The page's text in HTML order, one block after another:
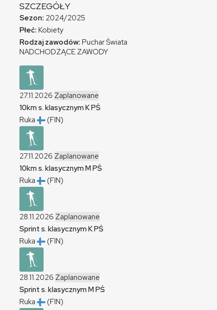
SZCZEGÓŁY
Sezon: 2024/2025
Płeć: Kobiety
Rodzaj zawodów: Puchar Świata
NADCHODZĄCE ZAWODY
27.11.2026 Zaplanowane
10km s. klasycznymKPŚ
Ruka
(FIN)
27.11.2026 Zaplanowane
10km s. klasycznymMPŚ
Ruka
(FIN)
28.11.2026 Zaplanowane
Sprint s. klasycznymKPŚ
Ruka
(FIN)
28.11.2026 Zaplanowane
Sprint s. klasycznymMPŚ
Ruka
(FIN)